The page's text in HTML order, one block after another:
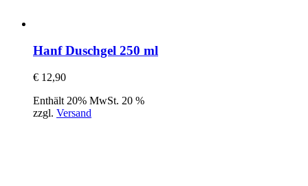
Hanf Duschgel 250 ml
€ 12,90
Enthält 20% MwSt. 20 %
zzgl. Versand